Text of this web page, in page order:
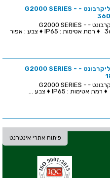
קופסת זיווד מפוליקרבונט - G2000 SERIES -
קופסת זיווד מפוליקרבונט - G2000 SERIES -
360X200X150MM ♦ רמת אטימות : IP65 ♦ צבע : אפור
קופסת זיווד מפוליקרבונט - G2000 SERIES -
קופסת זיווד מפוליקרבונט - G2000 SERIES -
פיתוח אתרי אינטרנט